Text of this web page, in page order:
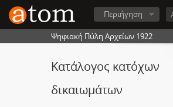
Περιήγηση
Ψηφιακή Πύλη Αρχείων 1922
Κατάλογος κατόχων
δικαιωμάτων